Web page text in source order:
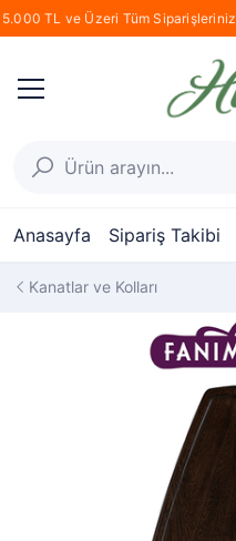
5.000 TL ve Üzeri Tüm Siparişleriniz
Anasayfa Sipariş Takibi
Kanatlar ve Kolları